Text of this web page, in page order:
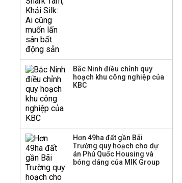
Bắc Ninh điều chỉnh quy
hoạch khu công nghiệp của
KBC
Hơn 49ha đất gần Bãi
Trường quy hoạch cho dự
án Phú Quốc Housing và
bóng dáng của MIK Group